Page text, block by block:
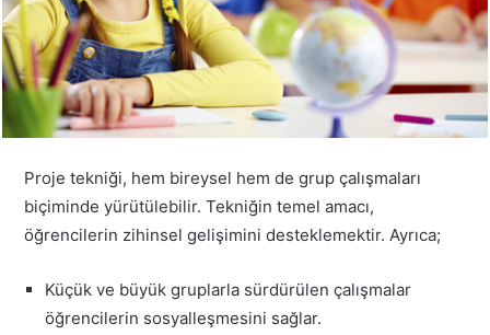
Proje tekniği, hem bireysel hem de grup çalışmaları
biçiminde yürütülebilir. Tekniğin temel amacı,
öğrencilerin zihinsel gelişimini desteklemektir. Ayrıca;
Küçük ve büyük gruplarla sürdürülen çalışmalar
öğrencilerin sosyalleşmesini sağlar.